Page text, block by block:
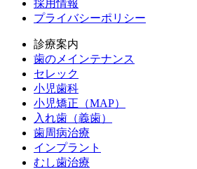
採用情報
プライバシーポリシー
診療案内
歯のメインテナンス
セレック
小児歯科
小児矯正（MAP）
入れ歯（義歯）
歯周病治療
インプラント
むし歯治療